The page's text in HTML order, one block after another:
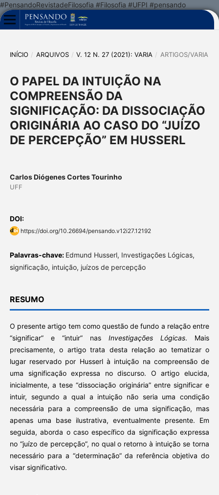
#PensandoRevistadeFilosofia #Filosofia #UFPI #pensando
INÍCIO / ARQUIVOS / V. 12 N. 27 (2021): VARIA / ARTIGOS/VARIA
O PAPEL DA INTUIÇÃO NA
COMPREENSÃO DA
SIGNIFICAÇÃO: DA DISSOCIAÇÃO
ORIGINÁRIA AO CASO DO “JUÍZO
DE PERCEPÇÃO” EM HUSSERL
Carlos Diógenes Cortes Tourinho
UFF
DOI:
https://doi.org/10.26694/pensando.v12i27.12192
Palavras-chave: Edmund Husserl, Investigações Lógicas,
significação, intuição, juízos de percepção
RESUMO
O presente artigo tem como questão de fundo a relação entre
“significar” e “intuir” nasInvestigações Lógicas. Mais
precisamente, o artigo trata desta relação ao tematizar o
lugar reservado por Husserl à intuição na compreensão de
uma significação expressa no discurso. O artigo elucida,
inicialmente, a tese “dissociação originária” entre significar e
intuir, segundo a qual a intuição não seria uma condição
necessária para a compreensão de uma significação, mas
apenas uma base ilustrativa, eventualmente presente. Em
seguida, aborda o caso específico da significação expressa
no “juízo de percepção”, no qual o retorno à intuição se torna
necessário para a “determinação” da referência objetiva do
visar significativo.